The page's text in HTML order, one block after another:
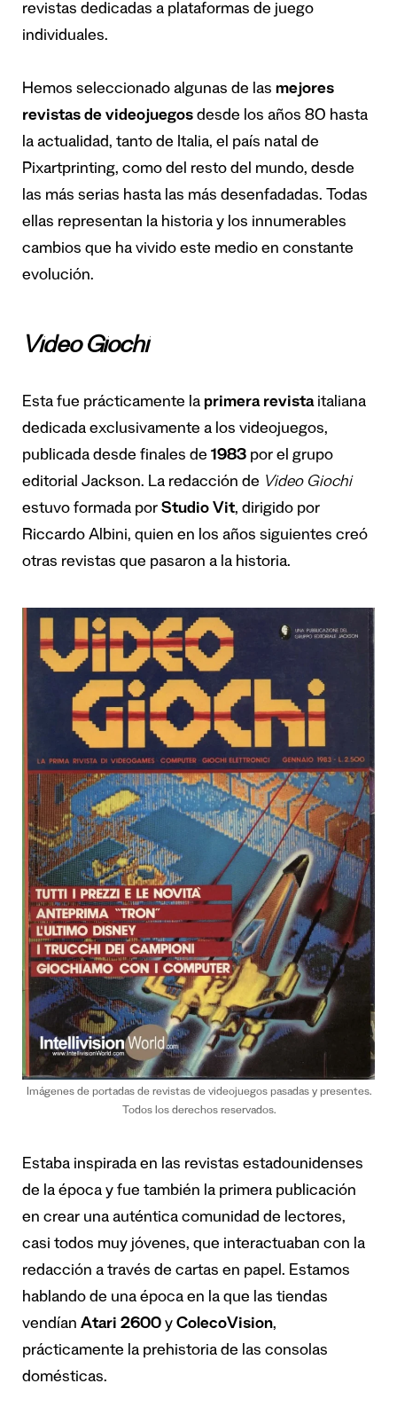
revistas dedicadas a plataformas de juego
individuales.
Hemos seleccionado algunas de las mejores
revistas de videojuegos desde los años 80 hasta
la actualidad, tanto de Italia, el país natal de
Pixartprinting, como del resto del mundo, desde
las más serias hasta las más desenfadadas. Todas
ellas representan la historia y los innumerables
cambios que ha vivido este medio en constante
evolución.
Video Giochi
Esta fue prácticamente la primera revistaitaliana
dedicada exclusivamente a los videojuegos,
publicada desde finales de 1983 por el grupo
editorial Jackson. La redacción de Video Giochi
estuvo formada por Studio Vit, dirigido por
Riccardo Albini, quien en los años siguientes creó
otras revistas que pasaron a la historia.
Imágenes de portadas de revistas de videojuegos pasadas y presentes.
Todos los derechos reservados.
Estaba inspirada en las revistas estadounidenses
de la época y fue también la primera publicación
en crear una auténtica comunidad de lectores,
casi todos muy jóvenes, que interactuaban con la
redacción a través de cartas en papel. Estamos
hablando de una época en la que las tiendas
vendían Atari 2600 y ColecoVision,
prácticamente la prehistoria de las consolas
domésticas.